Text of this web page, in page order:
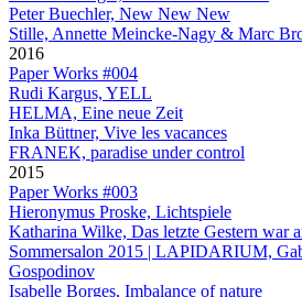
Peter Buechler, New New New
Stille, Annette Meincke-Nagy & Marc
2016
Paper Works #004
Rudi Kargus, YELL
HELMA, Eine neue Zeit
Inka Büttner, Vive les vacances
FRANEK, paradise under control
2015
Paper Works #003
Hieronymus Proske, Lichtspiele
Katharina Wilke, Das letzte Gestern war
Sommersalon 2015 | LAPIDARIUM,
Gospodinov
Isabelle Borges, Imbalance of nature